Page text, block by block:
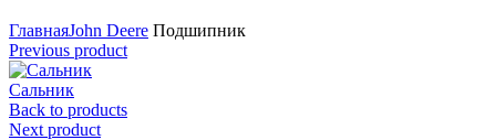
ГлавнаяJohn Deere Подшипник
Previous product
Сальник
Back to products
Next product